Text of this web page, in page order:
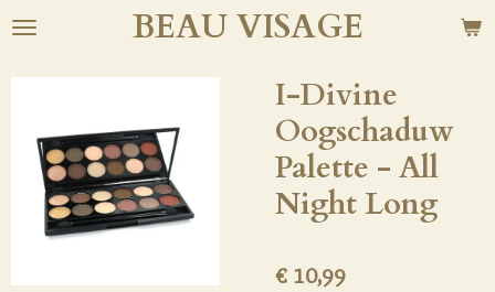
Ga
naar
hoofdinhoud
BEAUVISAGE
I-Divine
Oogschaduw
Palette - All
Night Long
€ 10,99